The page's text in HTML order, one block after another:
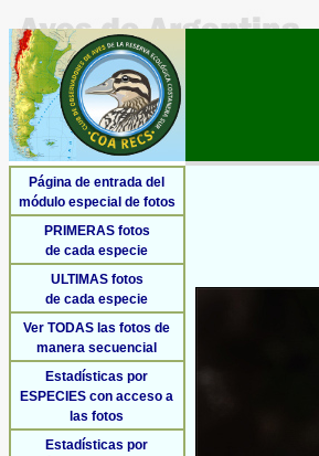
Página de entrada del
módulo especial de fotos
PRIMERAS fotos
de cada especie
ULTIMAS fotos
de cada especie
Ver TODAS las fotos de
manera secuencial
Estadísticas por
ESPECIES con acceso a
las fotos
Estadísticas por